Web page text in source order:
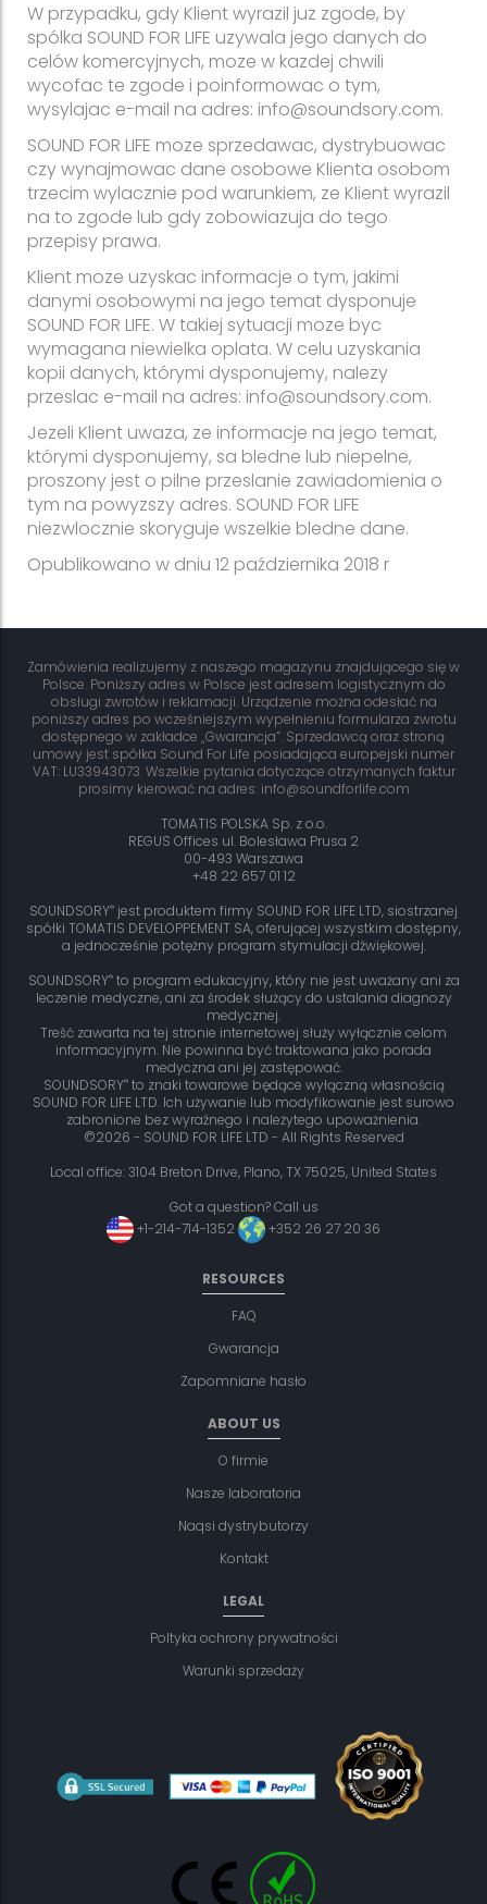
W przypadku, gdy Klient wyrazil juz zgode, by
spólka SOUND FOR LIFE uzywala jego danych do
celów komercyjnych, moze w kazdej chwili
wycofac te zgode i poinformowac o tym,
wysylajac e-mail na adres: info@soundsory.com.
SOUND FOR LIFE moze sprzedawac, dystrybuowac
czy wynajmowac dane osobowe Klienta osobom
trzecim wylacznie pod warunkiem, ze Klient wyrazil
na to zgode lub gdy zobowiazuja do tego
przepisy prawa.
Klient moze uzyskac informacje o tym, jakimi
danymi osobowymi na jego temat dysponuje
SOUND FOR LIFE. W takiej sytuacji moze byc
wymagana niewielka oplata. W celu uzyskania
kopii danych, którymi dysponujemy, nalezy
przeslac e-mail na adres: info@soundsory.com.
Jezeli Klient uwaza, ze informacje na jego temat,
którymi dysponujemy, sa bledne lub niepelne,
proszony jest o pilne przeslanie zawiadomienia o
tym na powyzszy adres. SOUND FOR LIFE
niezwlocznie skoryguje wszelkie bledne dane.
Opublikowano w dniu 12 października 2018 r
Zamówienia realizujemy z naszego magazynu znajdującego się w
Polsce. Poniższy adres w Polsce jest adresem logistycznym do
obsługi zwrotów i reklamacji. Urządzenie można odesłać na
poniższy adres po wcześniejszym wypełnieniu formularza zwrotu
dostępnego w zakładce „Gwarancja”. Sprzedawcą oraz stroną
umowy jest spółka Sound For Life posiadająca europejski numer
VAT: LU33943073. Wszelkie pytania dotyczące otrzymanych faktur
prosimy kierować na adres: info@soundforlife.com
TOMATIS POLSKA Sp. z o.o.
REGUS Offices ul. Bolesława Prusa 2
00-493 Warszawa
+48 22 657 01 12
SOUNDSORY® jest produktem firmy SOUND FOR LIFE LTD, siostrzanej
spółki TOMATIS DEVELOPPEMENT SA, oferującej wszystkim dostępny,
a jednocześnie potężny program stymulacji dźwiękowej.
SOUNDSORY®to program edukacyjny, który nie jest uważany ani za
leczenie medyczne, ani za środek służący do ustalania diagnozy
medycznej.
Treść zawarta na tej stronie internetowej służy wyłącznie celom
informacyjnym. Nie powinna być traktowana jako porada
medyczna ani jej zastępować.
SOUNDSORY®to znaki towarowe będące wyłączną własnością
SOUND FOR LIFE LTD. Ich używanie lub modyfikowanie jest surowo
zabronione bez wyraźnego i należytego upoważnienia.
©2026 - SOUND FOR LIFE LTD - All Rights Reserved
Local office: 3104 Breton Drive, Plano, TX 75025, United States
Got a question? Call us
+1-214-714-1352
+352 26 27 20 36
RESOURCES
FAQ
Gwarancja
Zapomniane hasło
ABOUT US
O firmie
Nasze laboratoria
Naqsi dystrybutorzy
Kontakt
LEGAL
Poltyka ochrony prywatności
Warunki sprzedaży